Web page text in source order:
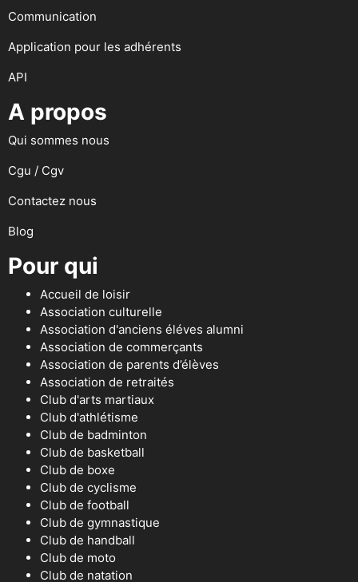
Communication
Application pour les adhérents
API
A propos
Qui sommes nous
Cgu / Cgv
Contactez nous
Blog
Pour qui
Accueil de loisir
Association culturelle
Association d'anciens éléves alumni
Association de commerçants
Association de parents d’élèves
Association de retraités
Club d'arts martiaux
Club d'athlétisme
Club de badminton
Club de basketball
Club de boxe
Club de cyclisme
Club de football
Club de gymnastique
Club de handball
Club de moto
Club de natation